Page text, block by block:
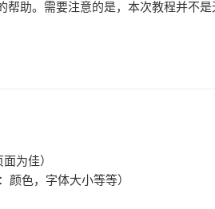
帮助。需要注意的是，本次教程并不是
为佳）
颜色，字体大小等等）